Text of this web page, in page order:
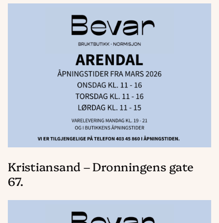
Kristiansand – Dronningens gate
67.